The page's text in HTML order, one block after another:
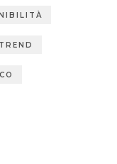
TREND